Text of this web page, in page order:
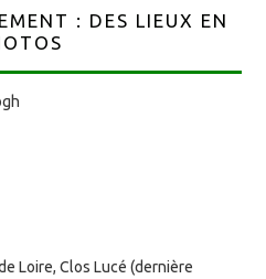
: DES LIEUX EN
Loire, Clos Lucé (dernière